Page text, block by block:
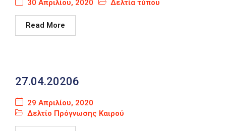
30 Απριλίου, 2020 Δελτία τύπου
Read More
27.04.20206
29 Απριλίου, 2020
Δελτίο Πρόγνωσης Καιρού